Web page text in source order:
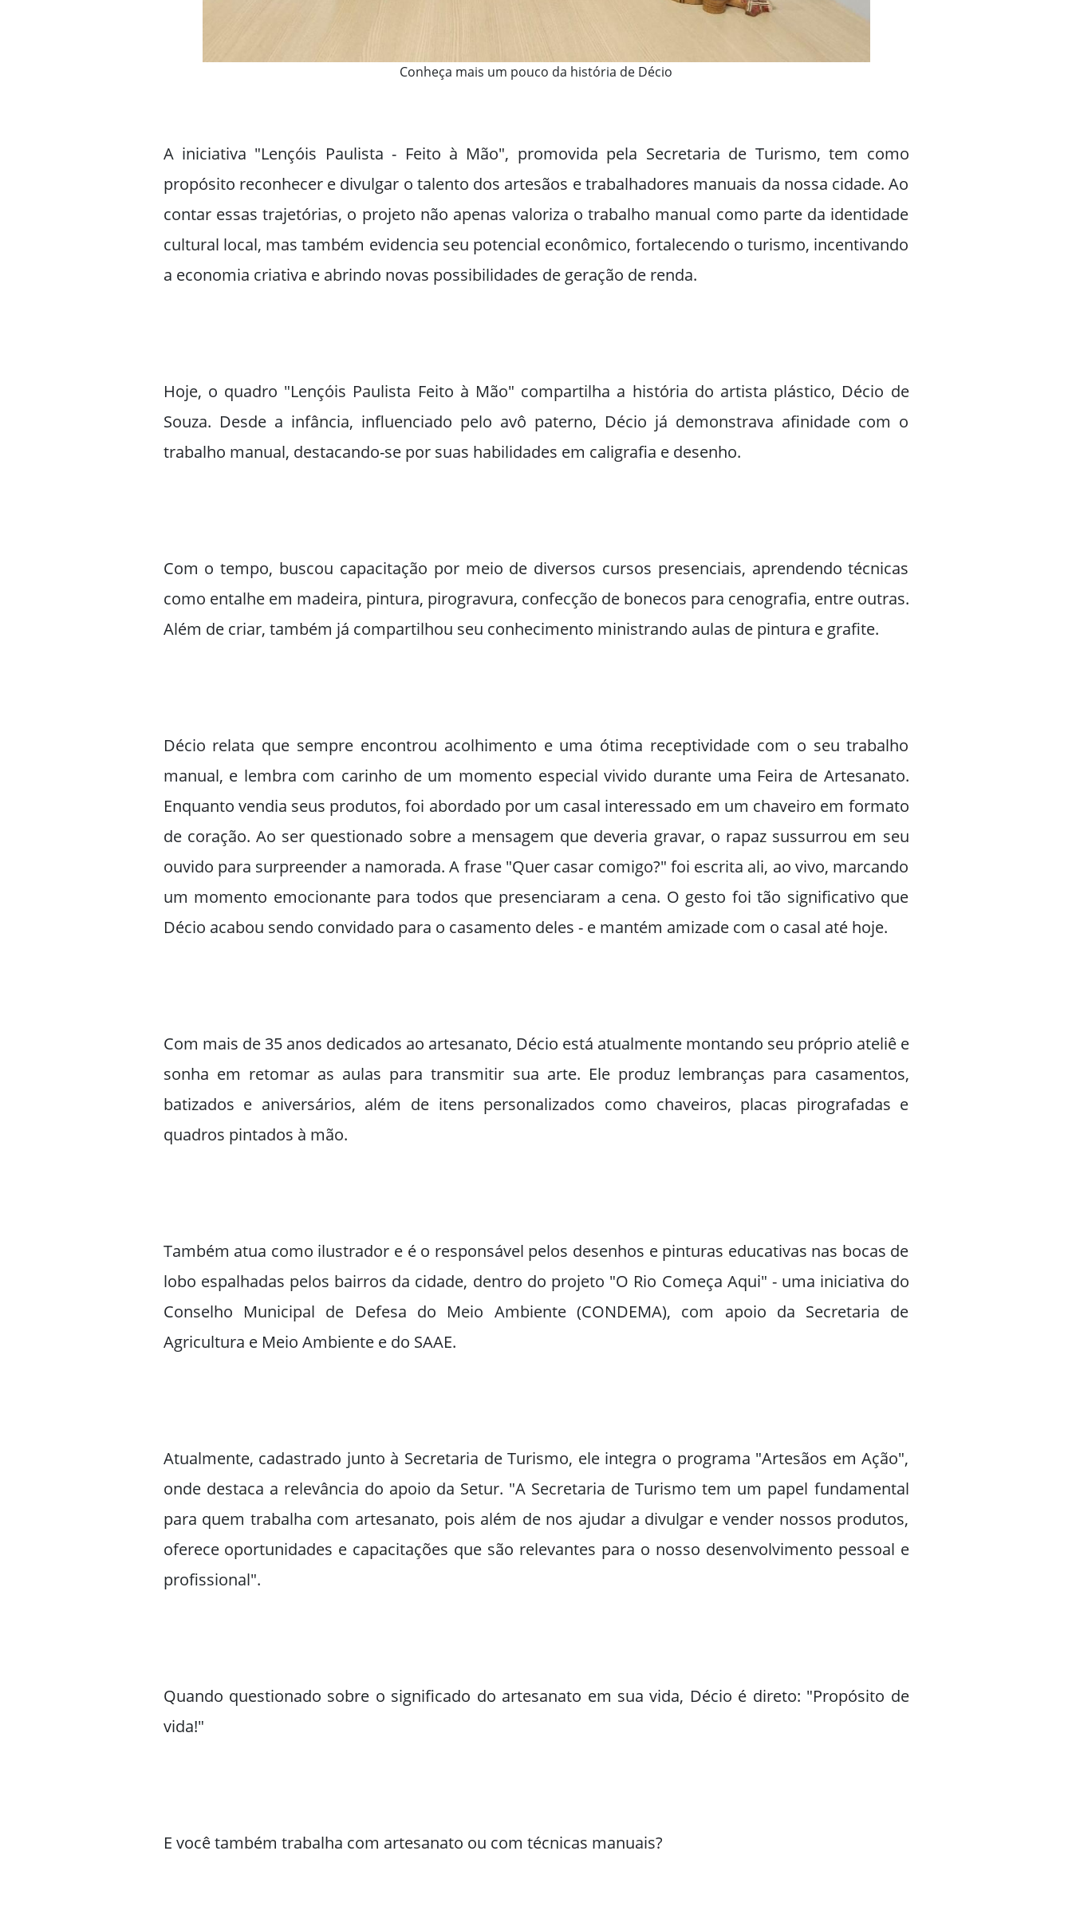
Conheça mais um pouco da história de Décio
A iniciativa "Lençóis Paulista - Feito à Mão", promovida pela Secretaria de Turismo, tem como
propósito reconhecer e divulgar o talento dos artesãos e trabalhadores manuais da nossa cidade. Ao
contar essas trajetórias, o projeto não apenas valoriza o trabalho manual como parte da identidade
cultural local, mas também evidencia seu potencial econômico, fortalecendo o turismo, incentivando
a economia criativa e abrindo novas possibilidades de geração de renda.
Hoje, o quadro "Lençóis Paulista Feito à Mão" compartilha a história do artista plástico, Décio de
Souza. Desde a infância, influenciado pelo avô paterno, Décio já demonstrava afinidade com o
trabalho manual, destacando-se por suas habilidades em caligrafia e desenho.
Com o tempo, buscou capacitação por meio de diversos cursos presenciais, aprendendo técnicas
como entalhe em madeira, pintura, pirogravura, confecção de bonecos para cenografia, entre outras.
Além de criar, também já compartilhou seu conhecimento ministrando aulas de pintura e grafite.
Décio relata que sempre encontrou acolhimento e uma ótima receptividade com o seu trabalho
manual, e lembra com carinho de um momento especial vivido durante uma Feira de Artesanato.
Enquanto vendia seus produtos, foi abordado por um casal interessado em um chaveiro em formato
de coração. Ao ser questionado sobre a mensagem que deveria gravar, o rapaz sussurrou em seu
ouvido para surpreender a namorada. A frase "Quer casar comigo?" foi escrita ali, ao vivo, marcando
um momento emocionante para todos que presenciaram a cena. O gesto foi tão significativo que
Décio acabou sendo convidado para o casamento deles - e mantém amizade com o casal até hoje.
Com mais de 35 anos dedicados ao artesanato, Décio está atualmente montando seu próprio ateliê e
sonha em retomar as aulas para transmitir sua arte. Ele produz lembranças para casamentos,
batizados e aniversários, além de itens personalizados como chaveiros, placas pirografadas e
quadros pintados à mão.
Também atua como ilustrador e é o responsável pelos desenhos e pinturas educativas nas bocas de
lobo espalhadas pelos bairros da cidade, dentro do projeto "O Rio Começa Aqui" - uma iniciativa do
Conselho Municipal de Defesa do Meio Ambiente (CONDEMA), com apoio da Secretaria de
Agricultura e Meio Ambiente e do SAAE.
Atualmente, cadastrado junto à Secretaria de Turismo, ele integra o programa "Artesãos em Ação",
onde destaca a relevância do apoio da Setur. "A Secretaria de Turismo tem um papel fundamental
para quem trabalha com artesanato, pois além de nos ajudar a divulgar e vender nossos produtos,
oferece oportunidades e capacitações que são relevantes para o nosso desenvolvimento pessoal e
profissional".
Quando questionado sobre o significado do artesanato em sua vida, Décio é direto: "Propósito de
vida!"
E você também trabalha com artesanato ou com técnicas manuais?